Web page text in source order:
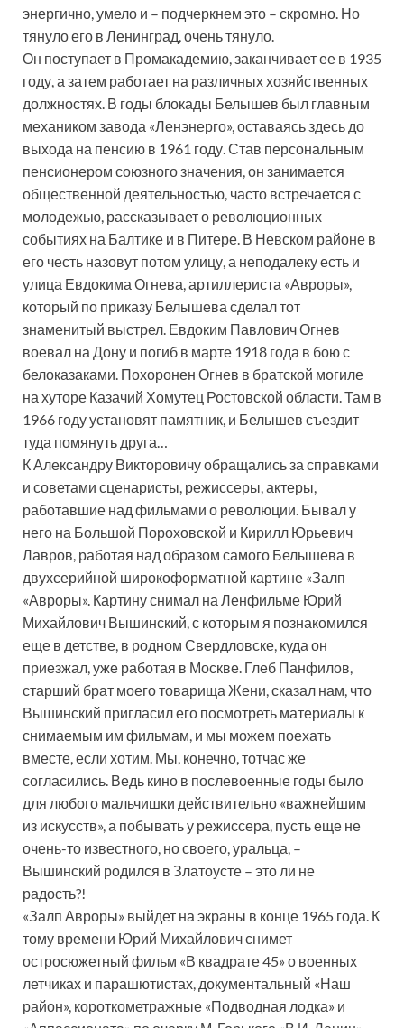
энергично, умело и – подчеркнем это – скромно. Но
тянуло его в Ленинград, очень тянуло.
Он поступает в Промакадемию, заканчивает ее в 1935
году, а затем работает на различных хозяйственных
должностях. В годы блокады Белышев был главным
механиком завода «Ленэнерго», оставаясь здесь до
выхода на пенсию в 1961 году. Став персональным
пенсионером союзного значения, он занимается
общественной деятельностью, часто встречается с
молодежью, рассказывает о революционных
событиях на Балтике и в Питере. В Невском районе в
его честь назовут потом улицу, а неподалеку есть и
улица Евдокима Огнева, артиллериста «Авроры»,
который по приказу Белышева сделал тот
знаменитый выстрел. Евдоким Павлович Огнев
воевал на Дону и погиб в марте 1918 года в бою с
белоказаками. Похоронен Огнев в братской могиле
на хуторе Казачий Хомутец Ростовской области. Там в
1966 году установят памятник, и Белышев съездит
туда помянуть друга…
К Александру Викторовичу обращались за справками
и советами сценаристы, режиссеры, актеры,
работавшие над фильмами о революции. Бывал у
него на Большой Пороховской и Кирилл Юрьевич
Лавров, работая над образом самого Белышева в
двухсерийной широкоформатной картине «Залп
«Авроры». Картину снимал на Ленфильме Юрий
Михайлович Вышинский, с которым я познакомился
еще в детстве, в родном Свердловске, куда он
приезжал, уже работая в Москве. Глеб Панфилов,
старший брат моего товарища Жени, сказал нам, что
Вышинский пригласил его посмотреть материалы к
снимаемым им фильмам, и мы можем поехать
вместе, если хотим. Мы, конечно, тотчас же
согласились. Ведь кино в послевоенные годы было
для любого мальчишки действительно «важнейшим
из искусств», а побывать у режиссера, пусть еще не
очень-то известного, но своего, уральца, –
Вышинский родился в Златоусте – это ли не
радость?!
«Залп Авроры» выйдет на экраны в конце 1965 года. К
тому времени Юрий Михайлович снимет
остросюжетный фильм «В квадрате 45» о военных
летчиках и парашютистах, документальный «Наш
район», короткометражные «Подводная лодка» и